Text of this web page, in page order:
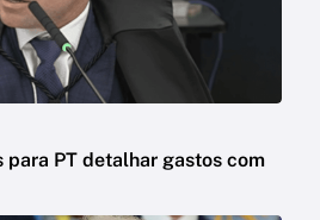
para PT detalhar gastos com